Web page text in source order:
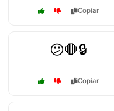
Copiar
😕🛑🔒
Copiar